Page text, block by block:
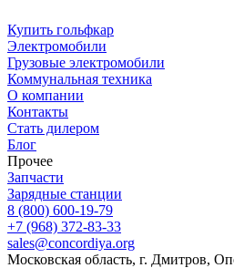
Купить гольфкар
Электромобили
Грузовые электромобили
Коммунальная техника
О компании
Контакты
Стать дилером
Блог
Прочее
Запчасти
Зарядные станции
8 (800) 600-19-79
+7 (968) 372-83-33
sales@concordiya.org
Московская область, г. Дмитров,